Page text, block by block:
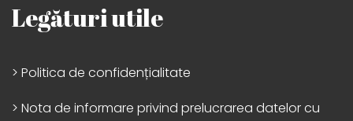
Legături utile
> Politica de confidențialitate
> Nota de informare privind prelucrarea datelor cu